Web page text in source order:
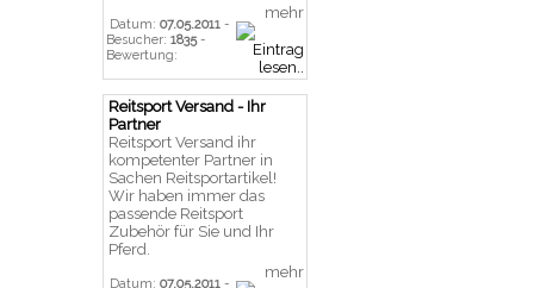
Datum: 07.05.2011 -
Besucher: 1835-
Bewertung:
mehr
Reitsport Versand - Ihr
Partner
Reitsport Versand ihr
kompetenter Partner in
Sachen Reitsportartikel!
Wir haben immer das
passende Reitsport
Zubehör für Sie und Ihr
Pferd.
Datum: 07.05.2011 -
mehr